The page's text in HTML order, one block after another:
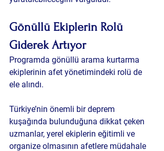
Gönüllü Ekiplerin Rolü
Giderek Artıyor
Programda gönüllü arama kurtarma
ekiplerinin afet yönetimindeki rolü de
ele alındı.
Türkiye’nin önemli bir deprem
kuşağında bulunduğuna dikkat çeken
uzmanlar, yerel ekiplerin eğitimli ve
organize olmasının afetlere müdahale